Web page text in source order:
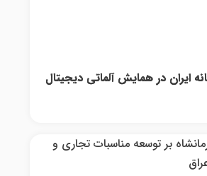
ایران در همایش آلماتی دیجیتال